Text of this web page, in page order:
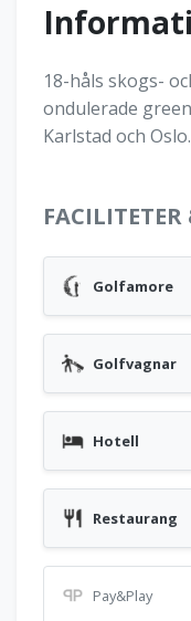
18-håls skogs-
ondulerade
Karlstad och Oslo.
Golfamore
Golfvagnar
Hotell
Restaurang
Pay&Play